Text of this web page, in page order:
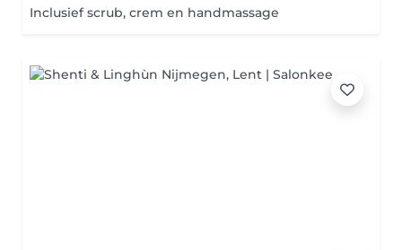
Inclusief scrub, crem en handmassage